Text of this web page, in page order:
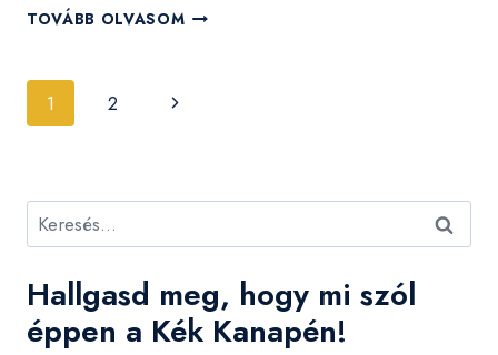
TOVÁBB OLVASOM „KELL
Page
navigation
1 2
Következő
Keresés:
Hallgasd meg, hogy mi szól
éppen a Kék Kanapén!